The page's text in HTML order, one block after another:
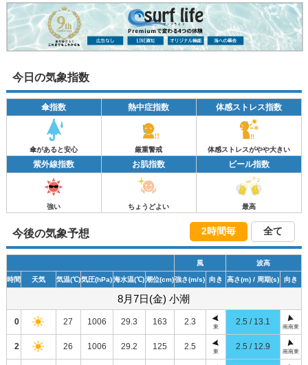
今日の気象指数
傘指数 熱中症指数 体感ストレス指数
傘があると安心 厳重警戒 体感ストレスがやや大きい
紫外線指数 お肌指数 ビール指数
強い ちょうどよい 最高
今後の気象予想 2時間毎 全て
風 波高
時間 天気 気温(℃)気圧(hPa) 海水温(℃)潮位(cm)強さ(m/s) 向き 高さ(m)/ 周期(s) 向き
8月7日(金) 小潮
0 27 1006 29.3 163 2.3
東
2.5 / 13.1
南南東
2 26 1006 29.2 125 2.5
東
2.5 / 12.9
南南東